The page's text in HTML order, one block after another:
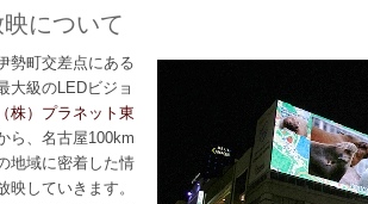
映について
勢町交差点にある
大級のLEDビジョ
（株）プラネット東
ら、名古屋100km
地域に密着した情
映していきます。